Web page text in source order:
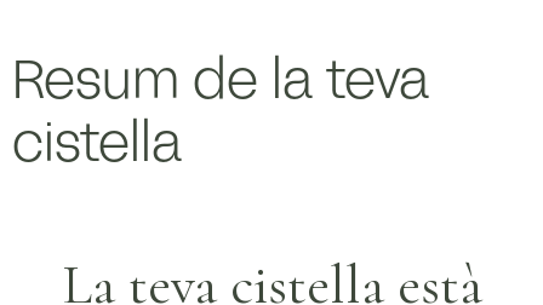
Resum de la teva
cistella
La teva cistella està